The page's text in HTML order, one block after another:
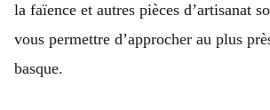
la faïence et autres pièces d’artisanat
vous permettre d’approcher au plus
basque.